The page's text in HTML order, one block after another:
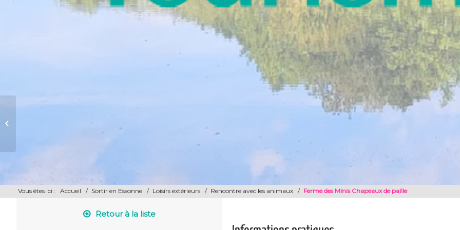
Vous êtes ici : Accueil / Sortir en Essonne / Loisirs extérieurs / Rencontre avec les animaux / Ferme des Minis Chapeaux de paille
Retour à la liste